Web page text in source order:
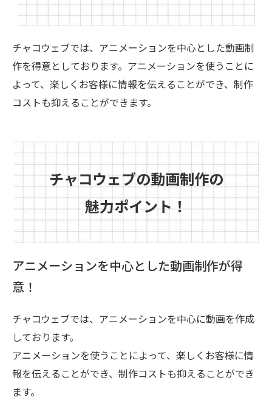
チャコウェブでは、アニメーションを中心とした動画制
作を得意としております。アニメーションを使うことに
よって、楽しくお客様に情報を伝えることができ、制作
コストも抑えることができます。
チャコウェブの動画制作の
魅力ポイント！
アニメーションを中心とした動画制作が得
意！
チャコウェブでは、アニメーションを中心に動画を作成
しております。
アニメーションを使うことによって、楽しくお客様に情
報を伝えることができ、制作コストも抑えることができ
ます。